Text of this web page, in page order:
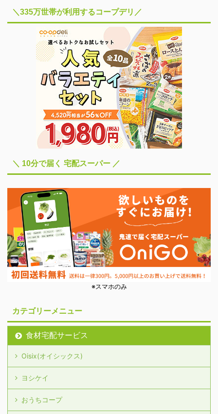
＼335万世帯が利用するコープデリ／
＼ 10分で届く 宅配スーパー ／
※スマホのみ
カテゴリーメニュー
食材宅配サービス
Oisix(オイシックス)
ヨシケイ
おうちコープ